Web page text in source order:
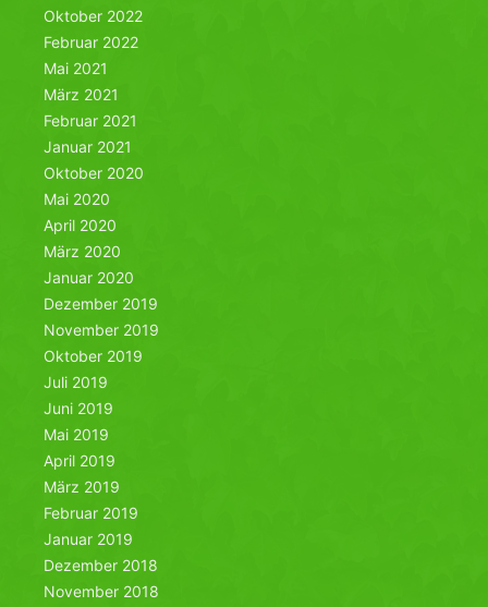
Oktober 2022
Februar 2022
Mai 2021
März 2021
Februar 2021
Januar 2021
Oktober 2020
Mai 2020
April 2020
März 2020
Januar 2020
Dezember 2019
November 2019
Oktober 2019
Juli 2019
Juni 2019
Mai 2019
April 2019
März 2019
Februar 2019
Januar 2019
Dezember 2018
November 2018